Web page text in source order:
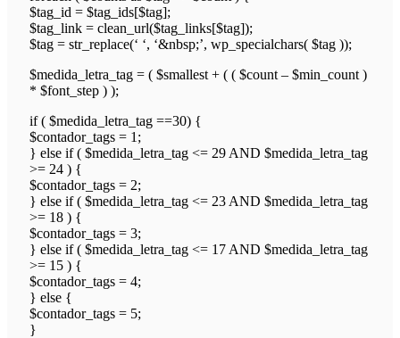
$tag_id = $tag_ids[$tag];
$tag_link = clean_url($tag_links[$tag]);
$tag = str_replace(‘ ‘, ‘&nbsp;’, wp_specialchars( $tag ));
$medida_letra_tag = ( $smallest + ( ( $count – $min_count )
* $font_step ) );
if ( $medida_letra_tag ==30) {
$contador_tags = 1;
} else if ( $medida_letra_tag <= 29 AND $medida_letra_tag
>= 24 ) {
$contador_tags = 2;
} else if ( $medida_letra_tag <= 23 AND $medida_letra_tag
>= 18 ) {
$contador_tags = 3;
} else if ( $medida_letra_tag <= 17 AND $medida_letra_tag
>= 15 ) {
$contador_tags = 4;
} else {
$contador_tags = 5;
}